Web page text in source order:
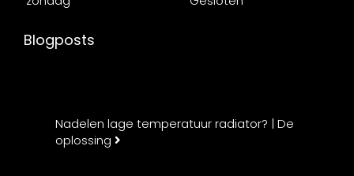
Blogposts
Nadelen lage temperatuur radiator? | De
oplossing